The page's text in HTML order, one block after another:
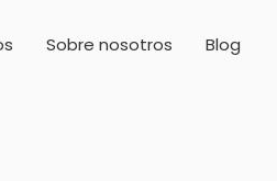
Sobre nosotros Blog